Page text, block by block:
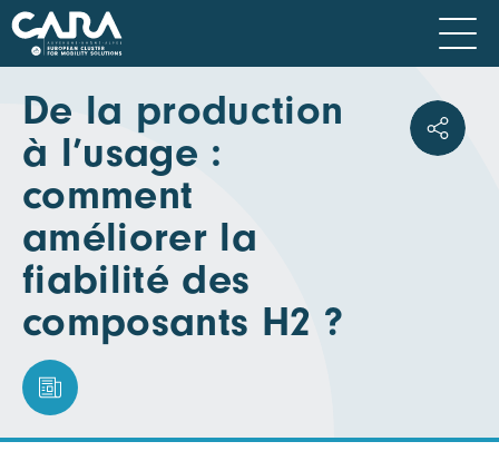
De la production
à l’usage :
comment
améliorer la
fiabilité des
composants H2 ?